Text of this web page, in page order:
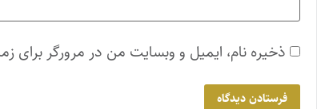
ذخیره نام، ایمیل و وبسایت من در مرورگر برای